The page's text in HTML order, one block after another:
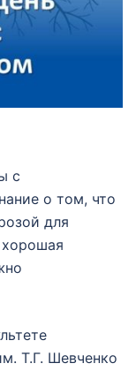
с
о том, что
для
Т.Г. Шевченко